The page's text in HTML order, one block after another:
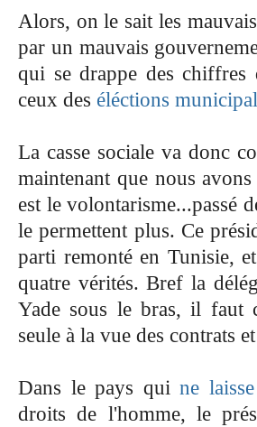
Alors, on le sait les
par un mauvais
qui se drappe des chiffres
ceux des éléctions
La casse sociale va donc
maintenant que nous
est le volontarisme...passé
le permettent plus. Ce
parti remonté en Tunisie,
quatre vérités. Bref la
Yade sous le bras, il faut
seule à la vue des contrats
Dans le pays qui ne
droits de l'homme, le